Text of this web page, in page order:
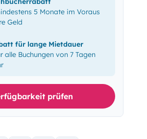
5 Monate im Voraus
Geld
für lange Mietdauer
alle Buchungen von 7 Tagen
prüfen